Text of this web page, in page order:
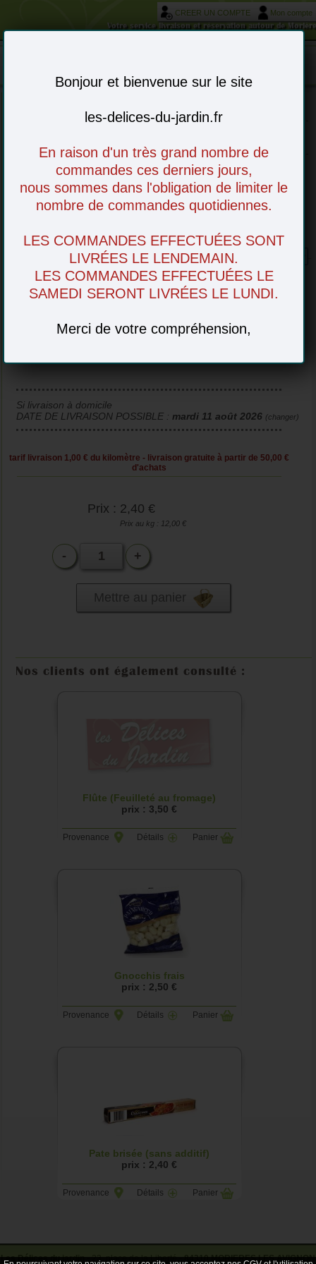
Bonjour et bienvenue sur le site
les-delices-du-jardin.fr
En raison d'un très grand nombre de
commandes ces derniers jours,
nous sommes dans l'obligation de limiter le
nombre de commandes quotidiennes.
LES COMMANDES EFFECTUÉES SONT
LIVRÉES LE LENDEMAIN.
LES COMMANDES EFFECTUÉES LE
SAMEDI SERONT LIVRÉES LE LUNDI.
Merci de votre compréhension,
CREER UN COMPTE
Mon compte
Votre service livraison et réservation autour de
retirer en magasin ou livré chez vous
Pate Feuilletée (sans additif)
Pate Feuilletée (sans additif)
Si livraison à domicile
DATE DE LIVRAISON POSSIBLE : mardi 11 août 2026 (changer)
tarif livraison 1,00 € du kilomètre - livraison gratuite à partir de 50,00 €
d'achats
Prix : 2,40 €
Prix au kg : 12,00 €
- +
Mettre au panier
Nos clients ont également consulté :
Flûte (Feuilleté au fromage)
prix : 3,50 €
Provenance Détails Panier
Gnocchis frais
prix : 2,50 €
Provenance Détails Panier
Pate brisée (sans additif)
prix : 2,40 €
Provenance Détails Panier
Les Délices du jardin- 23, place de la Liberté -84310 MORIERES LES AVIGNON